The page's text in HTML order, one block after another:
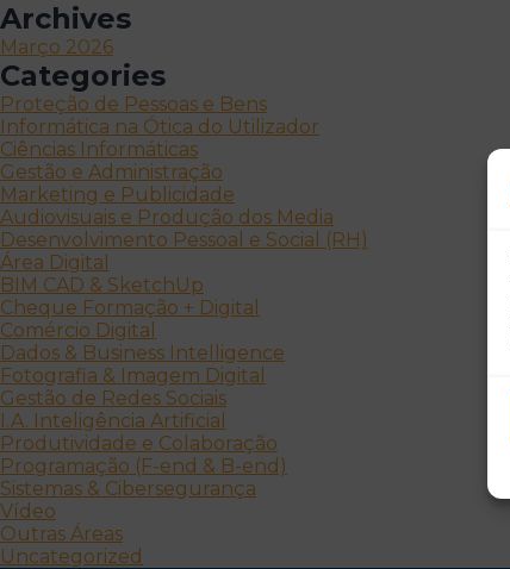
Archives
Março 2026
Categories
Proteção de Pessoas e Bens
Informática na Ótica do Utilizador
Ciências Informáticas
Gestão e Administração
Marketing e Publicidade
Audiovisuais e Produção dos Media
Desenvolvimento Pessoal e Social (RH)
Área Digital
BIM CAD & SketchUp
Cheque Formação + Digital
Comércio Digital
Dados & Business Intelligence
Fotografia & Imagem Digital
Gestão de Redes Sociais
I.A. Inteligência Artificial
Produtividade e Colaboração
Programação (F-end & B-end)
Sistemas & Cibersegurança
Vídeo
Outras Áreas
Uncategorized